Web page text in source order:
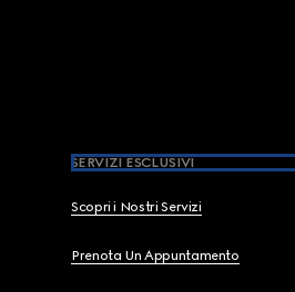
SERVIZI ESCLUSIVI
Scopri i Nostri Servizi
Prenota Un Appuntamento